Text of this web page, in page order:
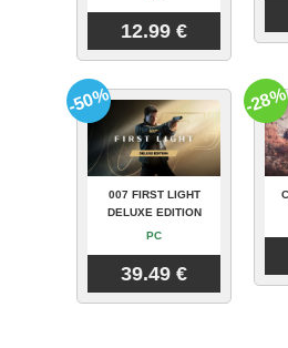
12.99 €
007 FIRST LIGHT
DELUXE EDITION
PC
39.49 €
-50% -28%